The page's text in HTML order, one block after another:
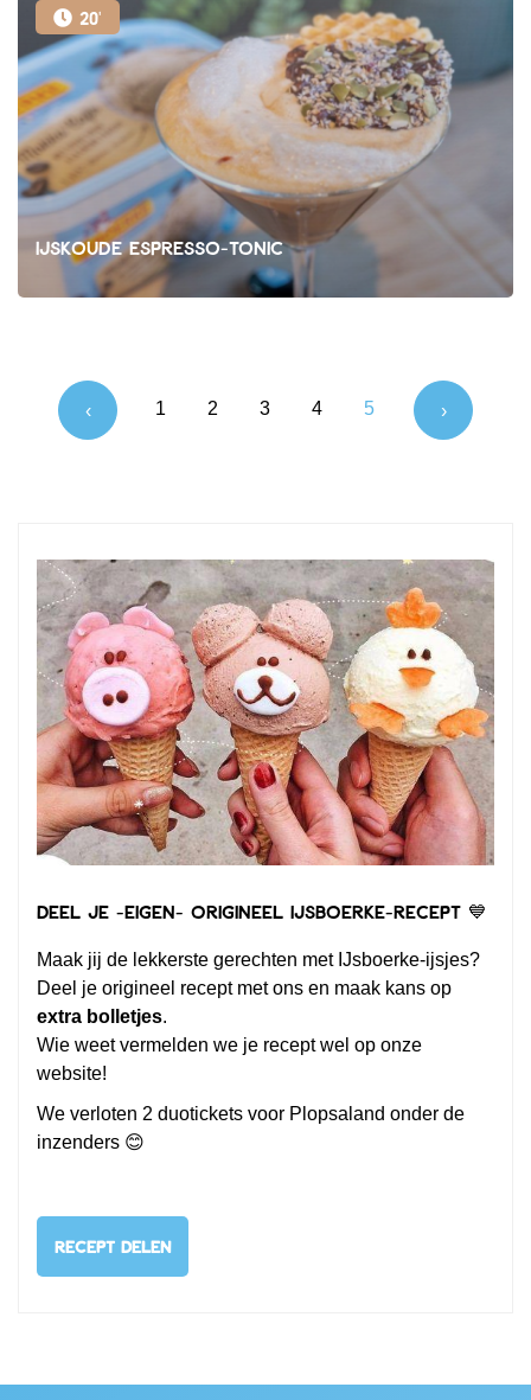
20'
IJskoude espresso-tonic
‹ 1 2 3 4 5 ›
Deel je -EIGEN- origineel IJsboerke-recept 💙
Maak jij de lekkerste gerechten met IJsboerke-ijsjes?
Deel je origineel recept met ons en maak kans op
extra bolletjes.
Wie weet vermelden we je recept wel op onze
website!
We verloten 2 duotickets voor Plopsaland onder de
inzenders 😊
RECEPT DELEN